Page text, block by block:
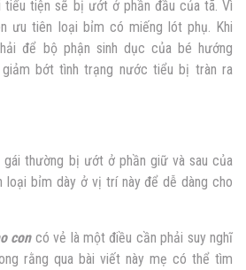
tiểu tiện sẽ bị ướt ở phần đầu của tã. Vì
ưu tiên loại bỉm có miếng lót phụ. Khi
để bộ phận sinh dục của bé hướng
bớt tình trạng nước tiểu bị tràn ra
thường bị ướt ở phần giữ và sau của
loại bỉm dày ở vị trí này để dễ dàng cho
con có vẻ là một điều cần phải suy nghĩ
rằng qua bài viết này mẹ có thể tìm